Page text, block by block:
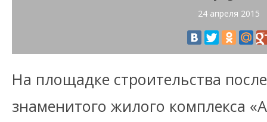
24 апреля 2015
На площадке строительства
знаменитого жилого комплекса